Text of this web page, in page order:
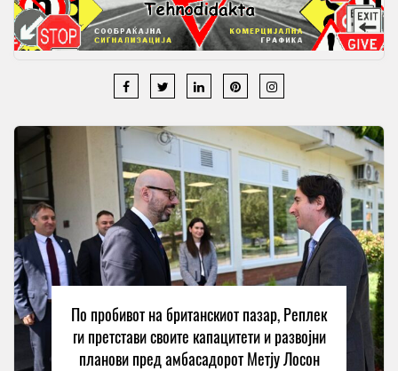
По пробивот на британскиот пазар, Реплек
ги претстави своите капацитети и развојни
планови пред амбасадорот Метју Лосон